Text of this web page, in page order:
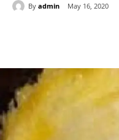
By admin May 16, 2020